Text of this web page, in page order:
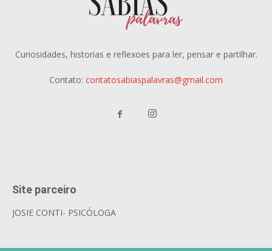
Curiosidades, historias e reflexoes para ler, pensar e partilhar.
Contato: contatosabiaspalavras@gmail.com
Site parceiro
JOSIE CONTI- PSICÓLOGA